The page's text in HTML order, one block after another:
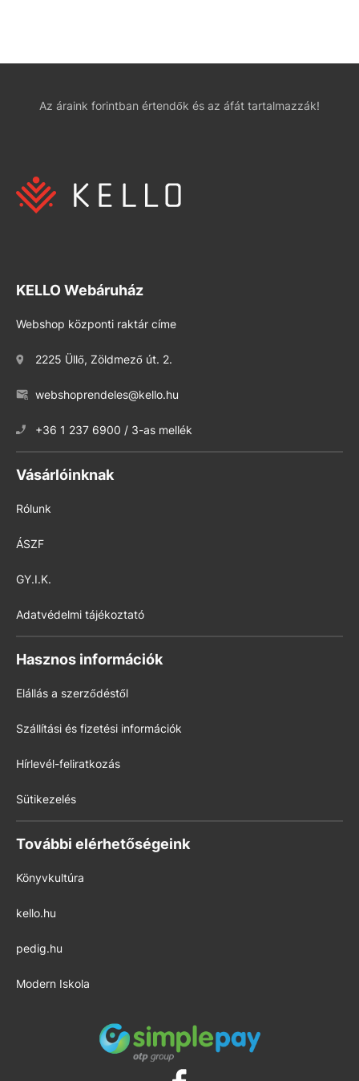
Az áraink forintban értendők és az áfát tartalmazzák!
KELLO Webáruház
Webshop központi raktár címe
2225 Üllő, Zöldmező út. 2.
webshoprendeles@kello.hu
+36 1 237 6900 / 3-as mellék
Vásárlóinknak
Rólunk
ÁSZF
GY.I.K.
Adatvédelmi tájékoztató
Hasznos információk
Elállás a szerződéstől
Szállítási és fizetési információk
Hírlevél-feliratkozás
Sütikezelés
További elérhetőségeink
Könyvkultúra
kello.hu
pedig.hu
Modern Iskola